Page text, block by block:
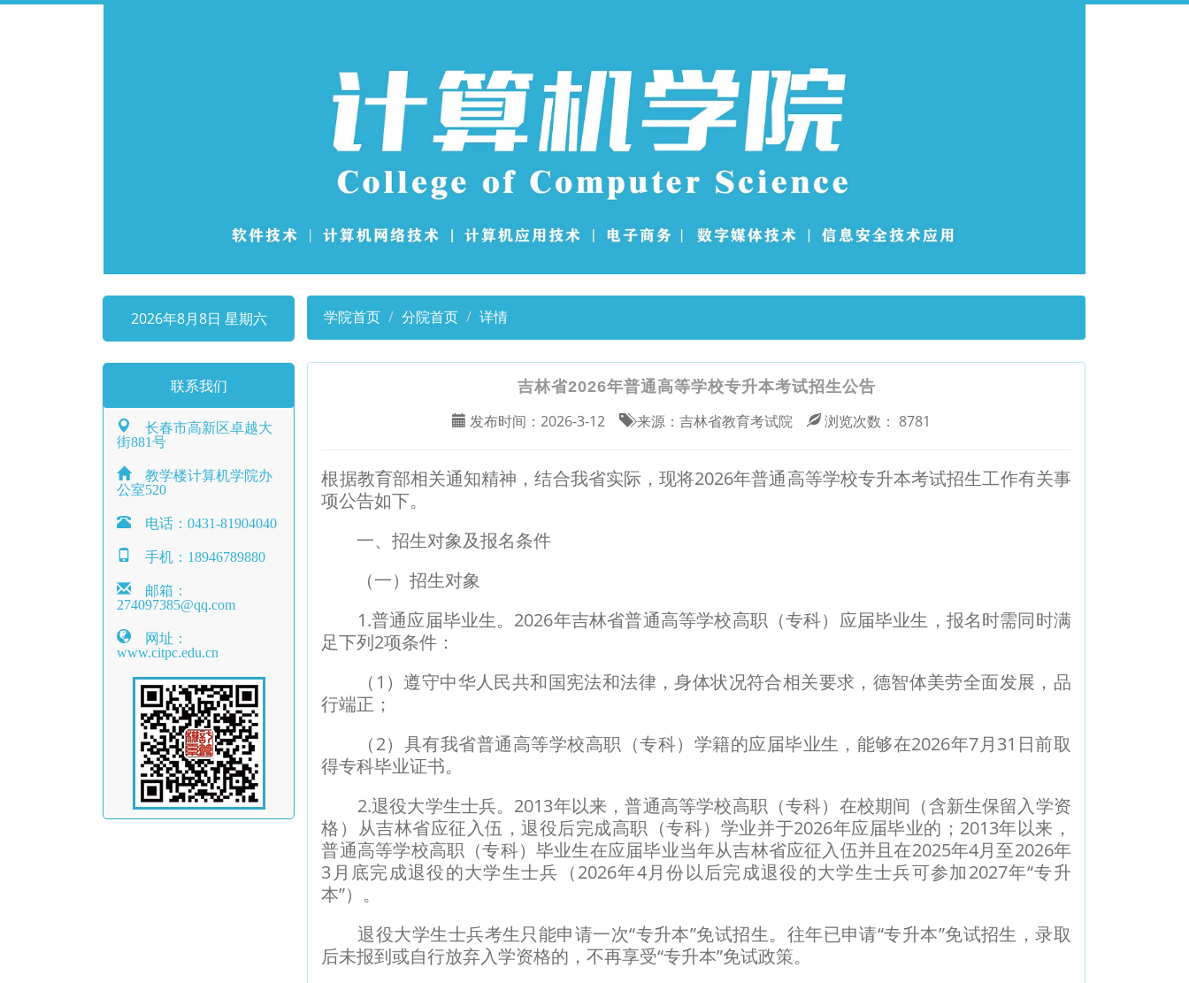
2026年8月8日 星期六
联系我们
长春市高新区卓越大
街881号
教学楼计算机学院办
公室520
电话：0431-81904040
手机：18946789880
邮箱：
274097385@qq.com
网址：
www.citpc.edu.cn
学院首页 分院首页 详情
吉林省2026年普通高等学校专升本考试招生公告
发布时间： 2026-3-12 来源： 吉林省教育考试院 浏览次数： 8781
根据教育部相关通知精神，结合我省实际，现将2026年普通高等学校专升本考试招生工作有关事
项公告如下。
一、招生对象及报名条件
（一）招生对象
1.普通应届毕业生。2026年吉林省普通高等学校高职（专科）应届毕业生，报名时需同时满
足下列2项条件：
（1）遵守中华人民共和国宪法和法律，身体状况符合相关要求，德智体美劳全面发展，品
行端正；
（2）具有我省普通高等学校高职（专科）学籍的应届毕业生，能够在2026年7月31日前取
得专科毕业证书。
2.退役大学生士兵。2013年以来，普通高等学校高职（专科）在校期间（含新生保留入学资
格）从吉林省应征入伍，退役后完成高职（专科）学业并于2026年应届毕业的；2013年以来，
普通高等学校高职（专科）毕业生在应届毕业当年从吉林省应征入伍并且在2025年4月至2026年
3月底完成退役的大学生士兵（2026年4月份以后完成退役的大学生士兵可参加2027年“专升
本”）。
退役大学生士兵考生只能申请一次“专升本”免试招生。往年已申请“专升本”免试招生，录取
后未报到或自行放弃入学资格的，不再享受“专升本”免试政策。